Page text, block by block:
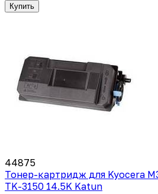
Купить
44875
Тонер-картридж для Kyocera
TK-3150 14.5K Katun